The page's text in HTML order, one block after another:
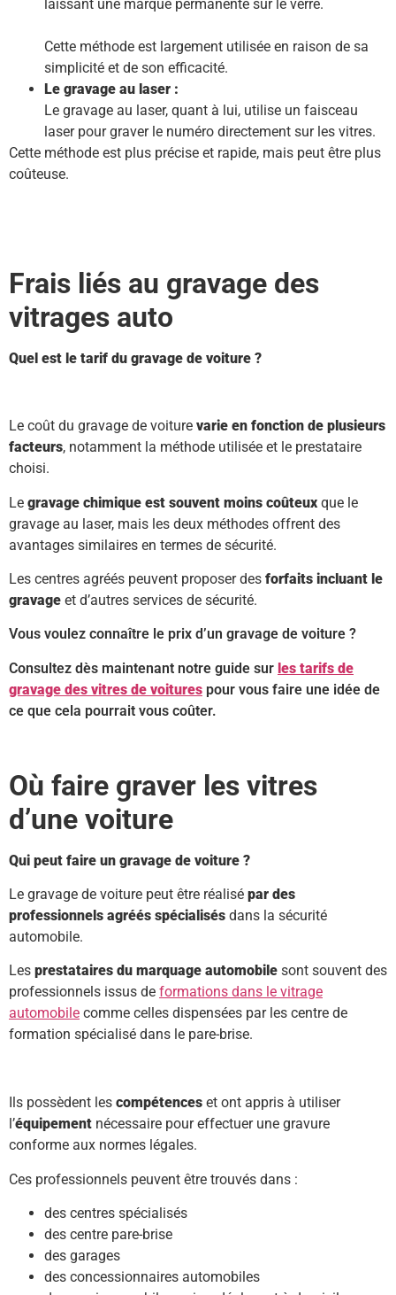
laissant une marque permanente sur le verre.
Cette méthode est largement utilisée en raison de sa
simplicité et de son efficacité.
Le gravage au laser :
Le gravage au laser, quant à lui, utilise un faisceau
laser pour graver le numéro directement sur les vitres.
Cette méthode est plus précise et rapide, mais peut être plus
coûteuse.
Frais liés au gravage des
vitrages auto
Quel est le tarif du gravage de voiture ?
Le coût du gravage de voiture varie en fonction de plusieurs
facteurs, notamment la méthode utilisée et le prestataire
choisi.
Le gravage chimique est souvent moins coûteux que le
gravage au laser, mais les deux méthodes offrent des
avantages similaires en termes de sécurité.
Les centres agréés peuvent proposer des forfaits incluant le
gravage et d’autres services de sécurité.
Vous voulez connaître le prix d’un gravage de voiture ?
Consultez dès maintenant notre guide sur les tarifs de
gravage des vitres de voitures pour vous faire une idée de
ce que cela pourrait vous coûter.
Où faire graver les vitres
d’une voiture
Qui peut faire un gravage de voiture ?
Le gravage de voiture peut être réalisé par des
professionnels agréés spécialisés dans la sécurité
automobile.
Les prestataires du marquage automobile sont souvent des
professionnels issus de formations dans le vitrage
automobile comme celles dispensées par les centre de
formation spécialisé dans le pare-brise.
Ils possèdent les compétences et ont appris à utiliser
l’équipement nécessaire pour effectuer une gravure
conforme aux normes légales.
Ces professionnels peuvent être trouvés dans :
des centres spécialisés
des centre pare-brise
des garages
des concessionnaires automobiles